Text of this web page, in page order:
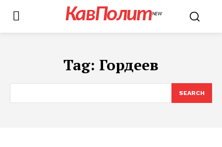
КавПолитNEW
Tag: Гордеев
SEARCH